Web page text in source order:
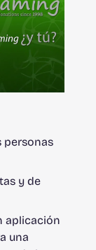
personas
y de
aplicación
una